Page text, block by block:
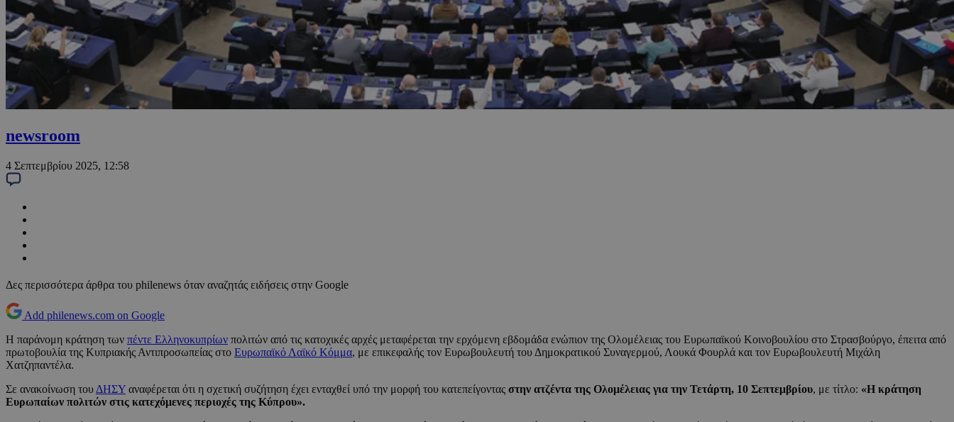
newsroom
4 Σεπτεμβρίου 2025, 12:58
Δες περισσότερα άρθρα του philenews όταν αναζητάς ειδήσεις στην Google
Add philenews.com on Google
Η παράνομη κράτηση των πέντε Ελληνοκυπρίων πολιτών από τις κατοχικές αρχές μεταφέρεται την ερχόμενη εβδομάδα ενώπιον της Ολομέλειας του Ευρωπαϊκού Κοινοβουλίου στο Στρασβούργο, έπειτα από
πρωτοβουλία της Κυπριακής Αντιπροσωπείας στο Ευρωπαϊκό Λαϊκό Κόμμα, με επικεφαλής τον Ευρωβουλευτή του Δημοκρατικού Συναγερμού, Λουκά Φουρλά και τον Ευρωβουλευτή Μιχάλη
Χατζηπαντέλα.
Σε ανακοίνωση του ΔΗΣΥ αναφέρεται ότι η σχετική συζήτηση έχει ενταχθεί υπό την μορφή του κατεπείγοντας στην ατζέντα της Ολομέλειας για την Τετάρτη, 10 Σεπτεμβρίου, με τίτλο: «Η κράτηση
Ευρωπαίων πολιτών στις κατεχόμενες περιοχές της Κύπρου».